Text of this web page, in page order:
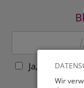
Wir
Ja, ich